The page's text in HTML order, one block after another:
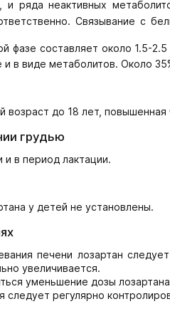
и ряда неактивных
Связывание с
фазе составляет около 1.5-
в виде метаболитов. Около
до 18 лет, повышенная
грудью
в период лактации.
у детей не установлены.
печени лозартан
увеличивается.
уменьшение дозы
регулярно